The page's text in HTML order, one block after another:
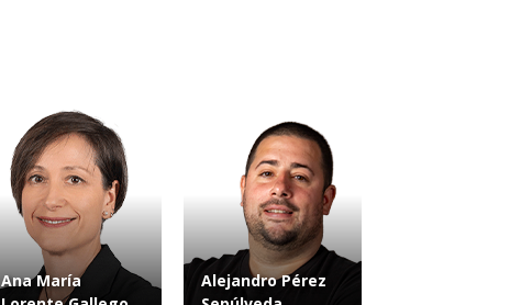
Ana María
Alejandro Pérez